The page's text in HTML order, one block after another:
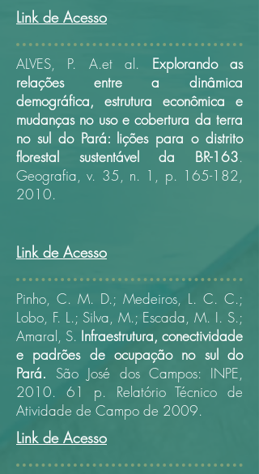
Link de Acesso
ALVES, P. A.et al. Explorando as
relações entre a dinâmica
demográfica, estrutura econômica e
mudanças no uso e cobertura da terra
no sul do Pará: lições para o distrito
florestal sustentável da BR-163.
Geografia, v. 35, n. 1, p. 165-182,
2010.
Link de Acesso
Pinho, C. M. D.; Medeiros, L. C. C.;
Lobo, F. L.; Silva, M.; Escada, M. I. S.;
Amaral, S. Infraestrutura, conectividade
e padrões de ocupação no sul do
Pará. São José dos Campos: INPE,
2010. 61 p.
Relatório Técnico de
Atividade de Campo de 2009.
Link de Acesso